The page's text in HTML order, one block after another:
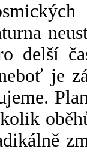
delší
je